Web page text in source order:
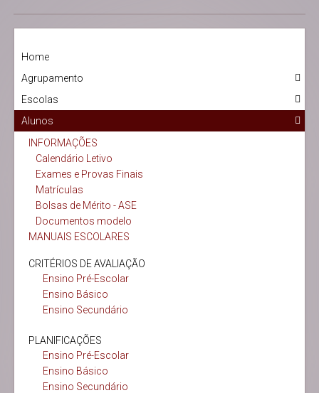
Home
Agrupamento
Escolas
Alunos
INFORMAÇÕES
Calendário Letivo
Exames e Provas Finais
Matrículas
Bolsas de Mérito - ASE
Documentos modelo
MANUAIS ESCOLARES
CRITÉRIOS DE AVALIAÇÃO
Ensino Pré-Escolar
Ensino Básico
Ensino Secundário
PLANIFICAÇÕES
Ensino Pré-Escolar
Ensino Básico
Ensino Secundário